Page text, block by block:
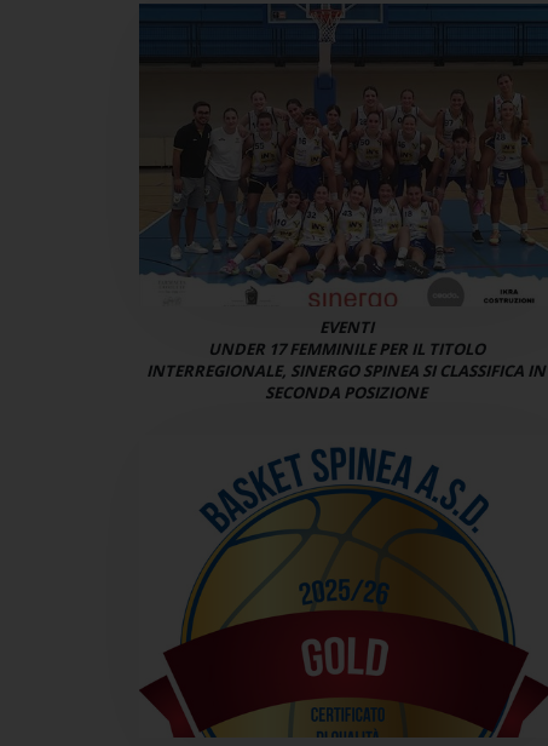
EVENTI
UNDER 17 FEMMINILE PER IL TITOLO
INTERREGIONALE, SINERGO SPINEA SI CLASSIFICA IN
SECONDA POSIZIONE